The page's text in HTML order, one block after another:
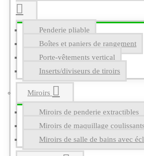
Penderie pliable
Boîtes et paniers de rangement
Porte-vêtements vertical
Inserts/diviseurs de tiroirs
Miroirs
Miroirs de penderie extractibles
Miroirs de maquillage coulissants
Miroirs de salle de bains avec